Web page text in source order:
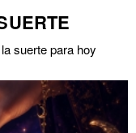
suerte para hoy